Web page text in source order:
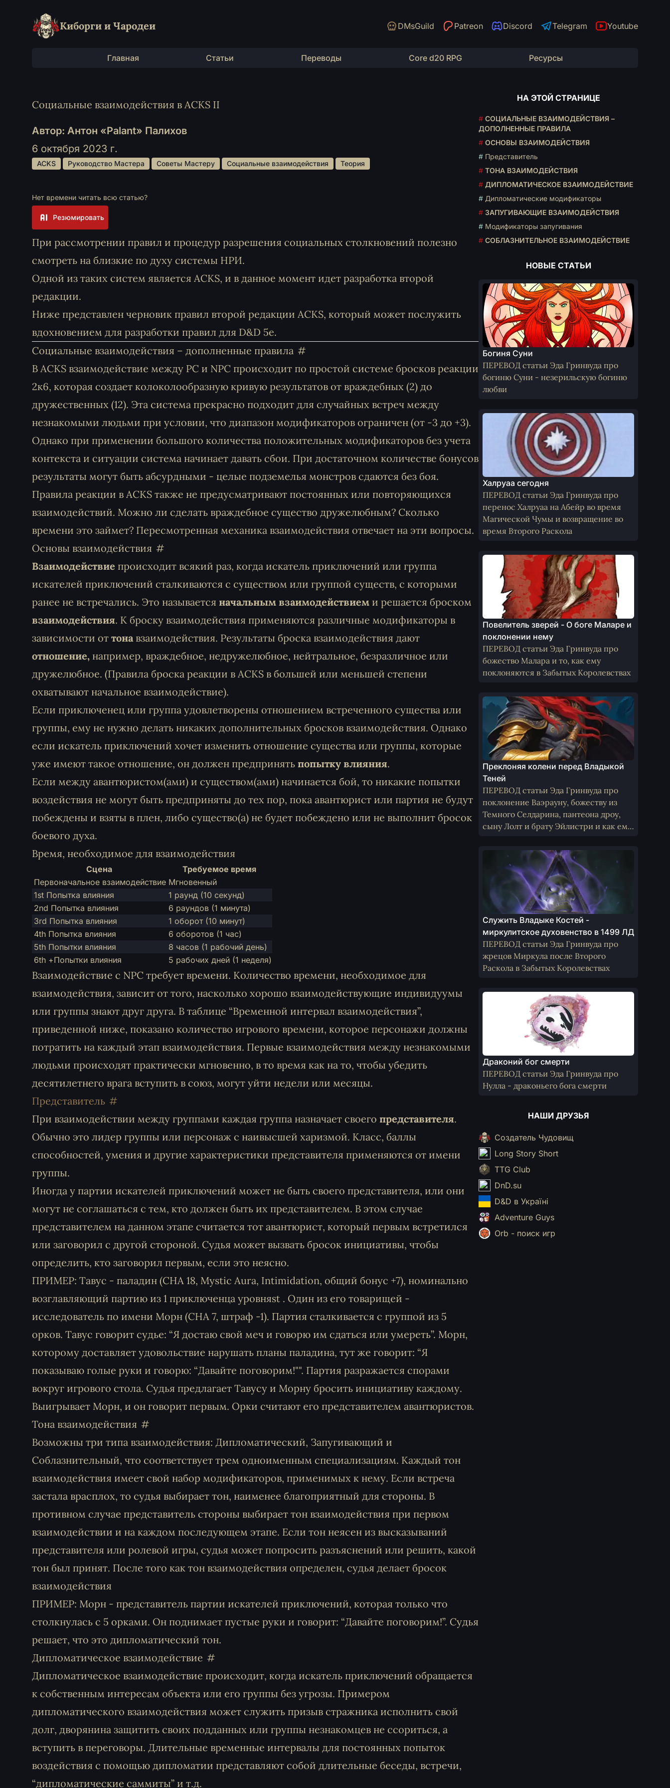
Киборги и Чародеи DMsGuild Patreon Discord Telegram Youtube
Главная Статьи Переводы Core d20 RPG Ресурсы
Социальные взаимодействия в ACKS II
Автор: Антон «Palant» Палихов
6 октября 2023 г.
ACKS Руководство Мастера Советы Мастеру Социальные взаимодействия Теория
Нет времени читать всю статью?
Резюмировать
При рассмотрении правил и процедур разрешения социальных столкновений полезно
смотреть на близкие по духу системы НРИ.
Одной из таких систем является ACKS, и в данное момент идет разработка второй
редакции.
Ниже представлен черновик правил второй редакции ACKS, который может послужить
вдохновением для разработки правил для D&D 5e.
Социальные взаимодействия – дополненные правила
В ACKS взаимодействие между PC и NPC происходит по простой системе бросков реакции
2к6, которая создает колоколообразную кривую результатов от враждебных (2) до
дружественных (12). Эта система прекрасно подходит для случайных встреч между
незнакомыми людьми при условии, что диапазон модификаторов ограничен (от -3 до +3).
Однако при применении большого количества положительных модификаторов без учета
контекста и ситуации система начинает давать сбои. При достаточном количестве бонусов
результаты могут быть абсурдными - целые подземелья монстров сдаются без боя.
Правила реакции в ACKS также не предусматривают постоянных или повторяющихся
взаимодействий. Можно ли сделать враждебное существо дружелюбным? Сколько
времени это займет? Пересмотренная механика взаимодействия отвечает на эти вопросы.
Основы взаимодействия
Взаимодействие происходит всякий раз, когда искатель приключений или группа
искателей приключений сталкиваются с существом или группой существ, с которыми
ранее не встречались. Это называется начальным взаимодействием и решается броском
взаимодействия. К броску взаимодействия применяются различные модификаторы в
зависимости от тонавзаимодействия. Результаты броска взаимодействия дают
отношение, например, враждебное, недружелюбное, нейтральное, безразличное или
дружелюбное. (Правила броска реакции в ACKS в большей или меньшей степени
охватывают начальное взаимодействие).
Если приключенец или группа удовлетворены отношением встреченного существа или
группы, ему не нужно делать никаких дополнительных бросков взаимодействия. Однако
если искатель приключений хочет изменить отношение существа или группы, которые
уже имеют такое отношение, он должен предпринять попытку влияния.
Если между авантюристом(ами) и существом(ами) начинается бой, то никакие попытки
воздействия не могут быть предприняты до тех пор, пока авантюрист или партия не будут
побеждены и взяты в плен, либо существо(а) не будет побеждено или не выполнит бросок
боевого духа.
Время, необходимое для взаимодействия
Сцена
Требуемое время
Первоначальное взаимодействие Мгновенный
1st Попытка влияния
1 раунд (10 секунд)
2nd Попытка влияния
6 раундов (1 минута)
3rd Попытка влияния
1 оборот (10 минут)
4th Попытка влияния
6 оборотов (1 час)
5th Попытки влияния
8 часов (1 рабочий день)
6th +Попытки влияния
5 рабочих дней (1 неделя)
Взаимодействие с NPC требует времени. Количество времени, необходимое для
взаимодействия, зависит от того, насколько хорошо взаимодействующие индивидуумы
или группы знают друг друга. В таблице “Временной интервал взаимодействия”,
приведенной ниже, показано количество игрового времени, которое персонажи должны
потратить на каждый этап взаимодействия. Первые взаимодействия между незнакомыми
людьми происходят практически мгновенно, в то время как на то, чтобы убедить
десятилетнего врага вступить в союз, могут уйти недели или месяцы.
Представитель
При взаимодействии между группами каждая группа назначает своего представителя.
Обычно это лидер группы или персонаж с наивысшей харизмой. Класс, баллы
способностей, умения и другие характеристики представителя применяются от имени
группы.
Иногда у партии искателей приключений может не быть своего представителя, или они
могут не соглашаться с тем, кто должен быть их представителем. В этом случае
представителем на данном этапе считается тот авантюрист, который первым встретился
или заговорил с другой стороной. Судья может вызвать бросок инициативы, чтобы
определить, кто заговорил первым, если это неясно.
ПРИМЕР: Тавус - паладин (CHA 18, Mystic Aura, Intimidation, общий бонус +7), номинально
возглавляющий партию из 1 приключенца уровняst . Один из его товарищей -
исследователь по имени Морн (CHA 7, штраф -1). Партия сталкивается с группой из 5
орков. Тавус говорит судье: “Я достаю свой меч и говорю им сдаться или умереть”. Морн,
которому доставляет удовольствие нарушать планы паладина, тут же говорит: “Я
показываю голые руки и говорю: “Давайте поговорим!"". Партия разражается спорами
вокруг игрового стола. Судья предлагает Тавусу и Морну бросить инициативу каждому.
Выигрывает Морн, и он говорит первым. Орки считают его представителем авантюристов.
Тона взаимодействия
Возможны три типа взаимодействия: Дипломатический, Запугивающий и
Соблазнительный, что соответствует трем одноименным специализациям. Каждый тон
взаимодействия имеет свой набор модификаторов, применимых к нему. Если встреча
застала врасплох, то судья выбирает тон, наименее благоприятный для стороны. В
противном случае представитель стороны выбирает тон взаимодействия при первом
взаимодействии и на каждом последующем этапе. Если тон неясен из высказываний
представителя или ролевой игры, судья может попросить разъяснений или решить, какой
тон был принят. После того как тон взаимодействия определен, судья делает бросок
взаимодействия
ПРИМЕР: Морн - представитель партии искателей приключений, которая только что
столкнулась с 5 орками. Он поднимает пустые руки и говорит: “Давайте поговорим!”. Судья
решает, что это дипломатический тон.
Дипломатическое взаимодействие
Дипломатическое взаимодействие происходит, когда искатель приключений обращается
к собственным интересам объекта или его группы без угрозы. Примером
дипломатического взаимодействия может служить призыв стражника исполнить свой
долг, дворянина защитить своих подданных или группы незнакомцев не ссориться, а
вступить в переговоры. Длительные временные интервалы для постоянных попыток
воздействия с помощью дипломатии представляют собой длительные беседы, встречи,
“дипломатические саммиты” и т.д.
НА ЭТОЙ СТРАНИЦЕ
# СОЦИАЛЬНЫЕ ВЗАИМОДЕЙСТВИЯ –
ДОПОЛНЕННЫЕ ПРАВИЛА
# ОСНОВЫ ВЗАИМОДЕЙСТВИЯ
# Представитель
# ТОНА ВЗАИМОДЕЙСТВИЯ
# ДИПЛОМАТИЧЕСКОЕ ВЗАИМОДЕЙСТВИЕ
# Дипломатические модификаторы
# ЗАПУГИВАЮЩИЕ ВЗАИМОДЕЙСТВИЯ
# Модификаторы запугивания
# СОБЛАЗНИТЕЛЬНОЕ ВЗАИМОДЕЙСТВИЕ
НОВЫЕ СТАТЬИ
Богиня Суни
ПЕРЕВОД статьи Эда Гринвуда про
богиню Суни - незерильскую богиню
любви
Халруаа сегодня
ПЕРЕВОД статьи Эда Гринвуда про
перенос Халруаа на Абейр во время
Магической Чумы и возвращение во
время Второго Раскола
Повелитель зверей - О боге Маларе и
поклонении нему
ПЕРЕВОД статьи Эда Гринвуда про
божество Малара и то, как ему
поклоняются в Забытых Королевствах
Преклоняя колени перед Владыкой
Теней
ПЕРЕВОД статьи Эда Гринвуда про
поклонение Ваэрауну, божеству из
Темного Селдарина, пантеона дроу,
сыну Лолт и брату Эйлистри и как ему
Служить Владыке Костей -
миркулитское духовенство в 1499 ЛД
ПЕРЕВОД статьи Эда Гринвуда про
жрецов Миркула после Второго
Раскола в Забытых Королевствах
Драконий бог смерти
ПЕРЕВОД статьи Эда Гринвуда про
Нулла - драконьего бога смерти
НАШИ ДРУЗЬЯ
Создатель Чудовищ
Long Story Short
TTG Club
DnD.su
D&D в Україні
Adventure Guys
Orb - поиск игр